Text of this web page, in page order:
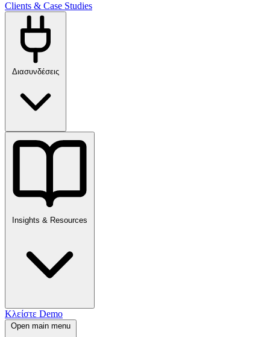
Clients & Case Studies
Διασυνδέσεις
Insights & Resources
Κλείστε Demo
Open main menu